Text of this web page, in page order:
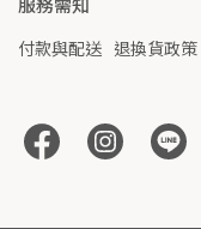
付款與配送 退換貨政策